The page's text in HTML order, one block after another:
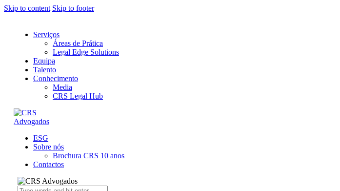
Skip to content Skip to footer
Serviços
Áreas de Prática
Legal Edge Solutions
Equipa
Talento
Conhecimento
Media
CRS Legal Hub
ESG
Sobre nós
Brochura CRS 10 anos
Contactos